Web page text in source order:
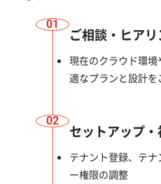
01
ご相談・ヒア
現在のクラウド環
適なプランと設計を
02
セットアップ
テナント登録、テ
ー権限の調整